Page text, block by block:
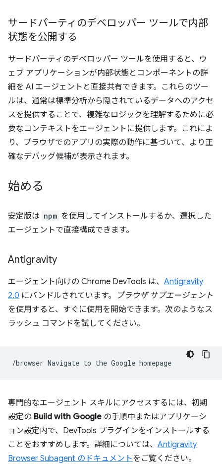
サードパーティのデベロッパー ツールで内部
状態を公開する
サードパーティのデベロッパー ツールを使用すると、ウ
ェブ アプリケーションが内部状態とコンポーネントの詳
細を AI エージェントと直接共有できます。これらのツー
ルは、通常は標準分析から隠されているデータへのアクセ
スを提供することで、複雑なロジックを理解するために必
要なコンテキストをエージェントに提供します。これによ
り、ブラウザでのアプリの実際の動作に基づいて、より正
確なデバッグ候補が表示されます。
始める
安定版は npm を使用してインストールするか、選択した
エージェントで直接構成できます。
Antigravity
エージェント向けの Chrome DevTools は、 Antigravity
2.0 にバンドルされています。
ブラウザ サブエージェント
を使用すると、すぐに使用を開始できます。次のようなス
ラッシュ コマンドを試してください。
/browser Navigate to the Google
専門的なエージェント スキルにアクセスするには、初期
設定の Build with Google の手順中またはアプリケーシ
ョン設定内で、DevTools プラグインをインストールする
ことをおすすめします。詳細については、 Antigravity
Browser Subagent のドキュメントをご覧ください。